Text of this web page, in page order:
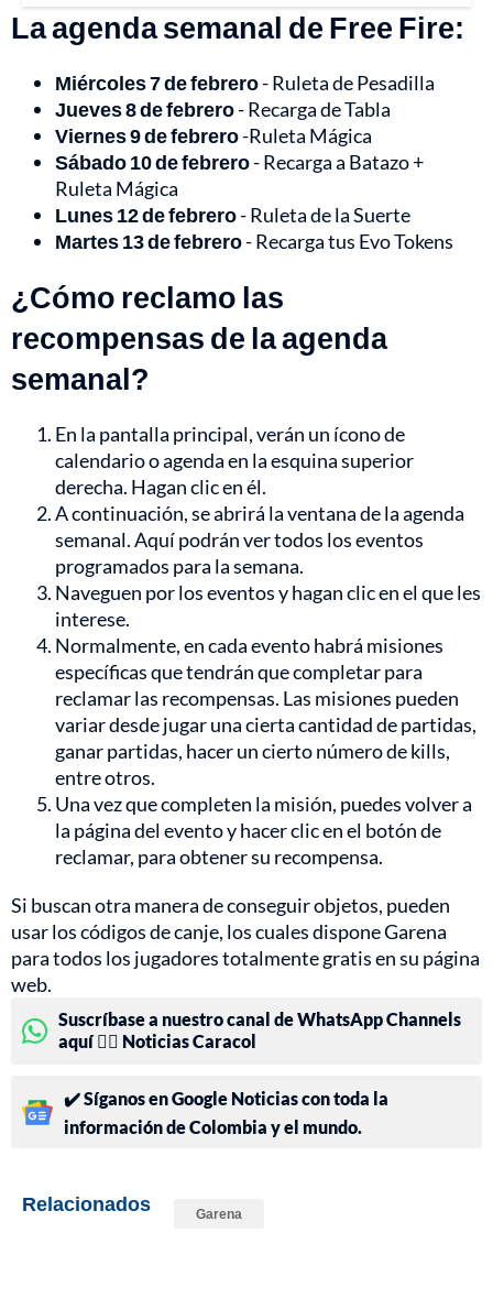
La agenda semanal de Free Fire:
Miércoles 7 de febrero- Ruleta de Pesadilla
Jueves 8 de febrero- Recarga de Tabla
Viernes 9 de febrero-Ruleta Mágica
Sábado 10 de febrero- Recarga a Batazo +
Ruleta Mágica
Lunes 12 de febrero- Ruleta de la Suerte
Martes 13 de febrero- Recarga tus Evo Tokens
¿Cómo reclamo las
recompensas de la agenda
semanal?
En la pantalla principal, verán un ícono de
calendario o agenda en la esquina superior
derecha. Hagan clic en él.
A continuación, se abrirá la ventana de la agenda
semanal. Aquí podrán ver todos los eventos
programados para la semana.
Naveguen por los eventos y hagan clic en el que les
interese.
Normalmente, en cada evento habrá misiones
específicas que tendrán que completar para
reclamar las recompensas. Las misiones pueden
variar desde jugar una cierta cantidad de partidas,
ganar partidas, hacer un cierto número de kills,
entre otros.
Una vez que completen la misión, puedes volver a
la página del evento y hacer clic en el botón de
reclamar, para obtener su recompensa.
Si buscan otra manera de conseguir objetos, pueden
usar los códigos de canje, los cuales dispone Garena
para todos los jugadores totalmente gratis en su página
web.
Suscríbase a nuestro canal de WhatsApp Channels
aquí 👉🏻 Noticias Caracol
✔️ Síganos en Google Noticias con toda la
información de Colombia y el mundo.
Relacionados Garena